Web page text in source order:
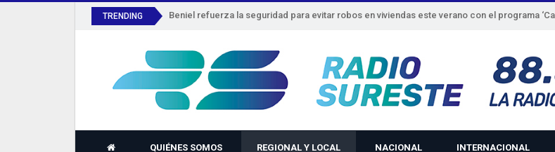
TRENDING
QUIÉNES SOMOS REGIONAL Y LOCAL NACIONAL INTERNACIONAL